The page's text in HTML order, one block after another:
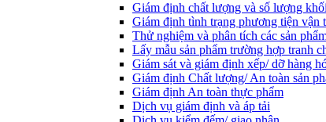
Giám định chất lượng và số lượng
Giám định tình trạng phương tiện vận
Thử nghiệm và phân tích các sản
Lấy mẫu sản phẩm trường hợp tranh
Giám sát và giám định xếp/ dỡ hàng
Giám định Chất lượng/ An toàn sản
Giám định An toàn thực phẩm
Dịch vụ giám định và áp tải